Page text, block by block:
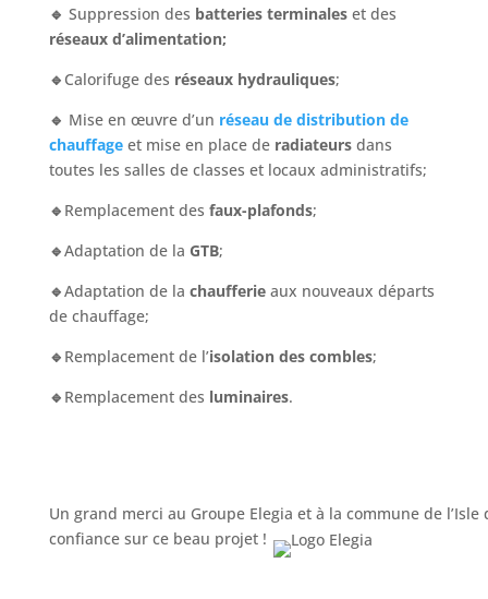
🔹 Suppression des batteries terminaleset des
réseaux d’alimentation;
🔹 Calorifuge des réseaux hydrauliques;
🔹 Mise en œuvre d’un réseau de distribution de
chauffageet mise en place de radiateursdans
toutes les salles de classes et locaux administratifs;
🔹 Remplacement des faux-plafonds;
🔹Adaptation de la GTB;
🔹Adaptation de la chaufferieaux nouveaux départs
de chauffage;
🔹 Remplacement de l’isolation des combles;
🔹 Remplacement des luminaires.
Un grand merci au Groupe Elegia et à la commune de l’Isle
confiance sur ce beau projet !